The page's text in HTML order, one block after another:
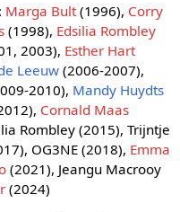
Marga Bult(1996), Corry
(1998), Edsilia Rombley
2003), Esther Hart
Leeuw(2006-2007),
2010), Mandy Huydts
Cornald Maas
Rombley (2015), Trijntje
OG3NE (2018), Emma
(2021), Jeangu Macrooy
(2024)